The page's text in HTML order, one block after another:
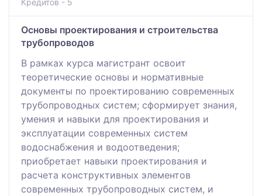
Кредитов - 5
Основы проектирования и строительства
трубопроводов
В рамках курса магистрант освоит
теоретические основы и нормативные
документы по проектированию современных
трубопроводных систем; сформирует знания,
умения и навыки для проектирования и
эксплуатации современных систем
водоснабжения и водоотведения;
приобретает навыки проектирования и
расчета конструктивных элементов
современных трубопроводных систем, и